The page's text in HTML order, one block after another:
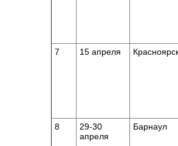
7 15 апреля
8
29-30
апреля
Барнаул